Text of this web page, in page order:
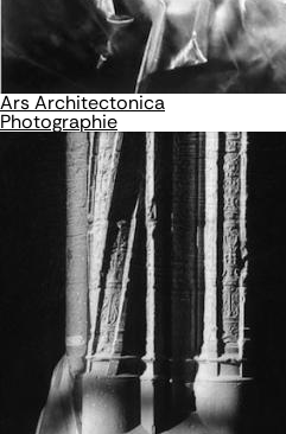
Ars Architectonica
Photographie